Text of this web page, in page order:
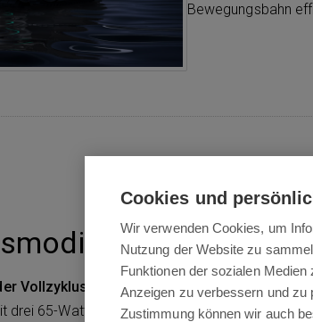
Bewegungsbahn
für maximale
Vollzyklus-Reinigungsmodi. Außerdem gibt
drei 65-Watt-Motoren.
Cookies und
Wir verwenden Cookies, um
Nutzung der Website zu
Funktionen der sozialen
Anzeigen zu verbessern und zu
Zustimmung können wir auch